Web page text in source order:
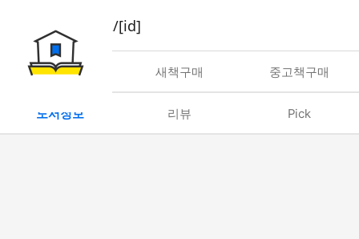
book/rent/[id]
대여 새책구매 중고책구매
도서정보 리뷰 Pick